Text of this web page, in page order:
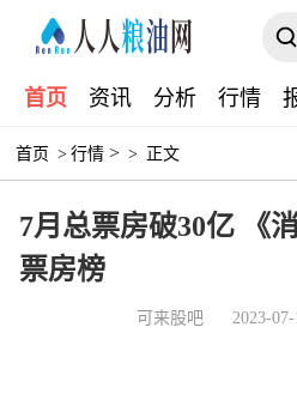
首页 资讯 分析 行情
首页 > 行情 > > 正文
7月总票房破30亿 《
票房榜
可来股吧 2023-